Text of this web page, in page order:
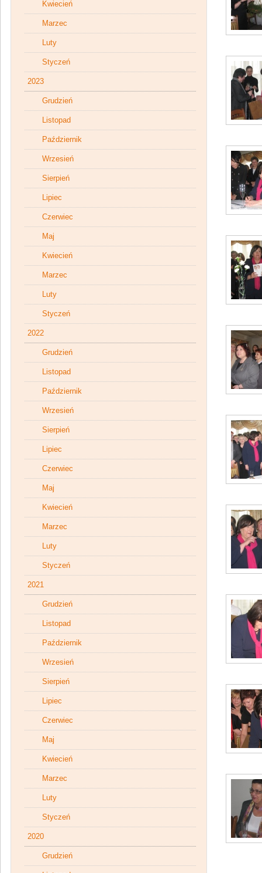
Kwiecień
Marzec
Luty
Styczeń
2023
Grudzień
Listopad
Październik
Wrzesień
Sierpień
Lipiec
Czerwiec
Maj
Kwiecień
Marzec
Luty
Styczeń
2022
Grudzień
Listopad
Październik
Wrzesień
Sierpień
Lipiec
Czerwiec
Maj
Kwiecień
Marzec
Luty
Styczeń
2021
Grudzień
Listopad
Październik
Wrzesień
Sierpień
Lipiec
Czerwiec
Maj
Kwiecień
Marzec
Luty
Styczeń
2020
Grudzień